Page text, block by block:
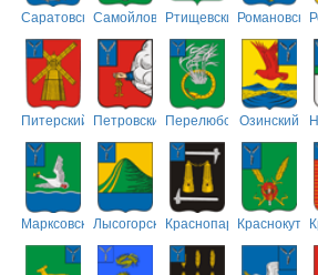
СаратовскийСамойловскийРтищевскийРомановский
Питерский ПетровскийПерелюбскийОзинский
МарксовскийЛысогорскийКраснопартизанский